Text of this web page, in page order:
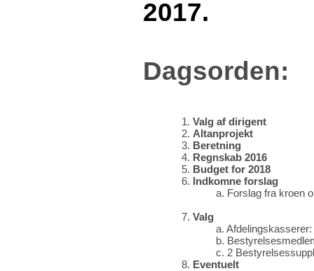
2017.
Dagsorden:
1. Valg af dirigent
2. Altanprojekt
3. Beretning
4. Regnskab 2016
5. Budget for 2018
6. Indkomne forslag
a. Forslag fra kroen
7. Valg
a.
b.
c. 2
8. Eventuelt